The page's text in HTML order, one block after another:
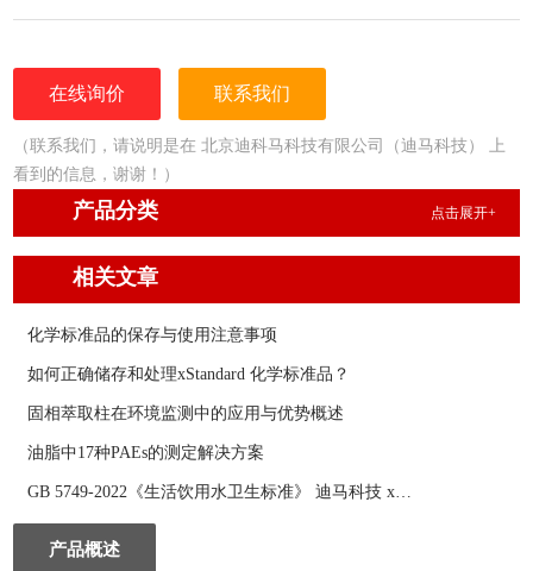
• 详尽的分析证书（COA）
• 更为人性化的小包装量，利于保存，节约成本
在线询价 联系我们
（联系我们，请说明是在 北京迪科马科技有限公司（迪马科技） 上
看到的信息，谢谢！）
产品分类 点击展开+
相关文章
化学标准品的保存与使用注意事项
如何正确储存和处理xStandard 化学标准品？
固相萃取柱在环境监测中的应用与优势概述
油脂中17种PAEs的测定解决方案
GB 5749-2022《生活饮用水卫生标准》 迪马科技 xStandard 标准品大汇总！
产品概述